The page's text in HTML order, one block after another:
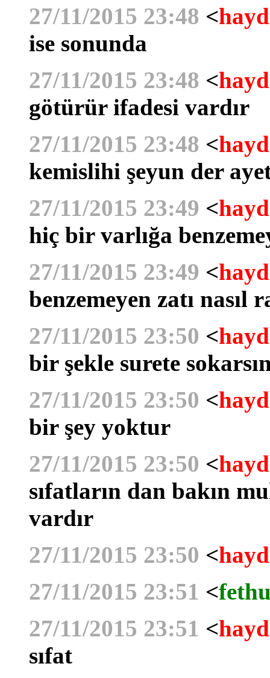
27/11/2015 23:48 <
ise sonunda
27/11/2015 23:48 <
götürür ifadesi vardır
27/11/2015 23:48 <
kemislihi şeyun der
27/11/2015 23:49 <
hiç bir varlığa
27/11/2015 23:49 <
benzemeyen zatı nasıl
27/11/2015 23:50 <
bir şekle surete
27/11/2015 23:50 <
bir şey yoktur
27/11/2015 23:50 <
sıfatların dan bakın
vardır
27/11/2015 23:50 <
27/11/2015 23:51 <
27/11/2015 23:51 <
sıfat